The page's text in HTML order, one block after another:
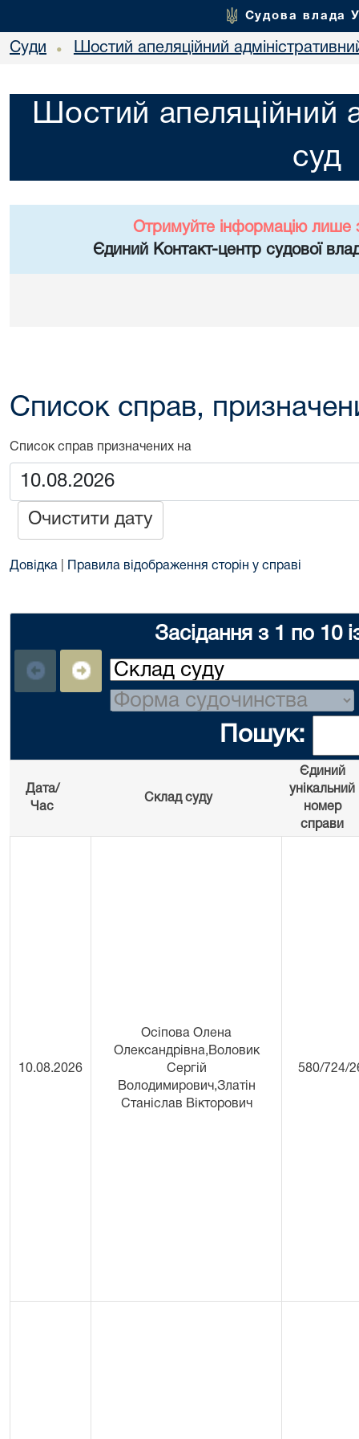
Судова влада
Суди • Шостий апеляційний
Шостий апеляційний
суд
Отримуйте інформацію лише
Єдиний Контакт-центр судової
Список справ,
Список справ призначених на
Очистити дату
Довідка Правила відображення сторін у справі
Засідання з 1 по 10
Пошук:
Дата/
Час
Склад суду
Єдиний
унікальний
номер
справи
10.08.2026
Осіпова Олена
Олександрівна,Воловик
Сергій
Володимирович,Златін
Станіслав Вікторович
580/724/